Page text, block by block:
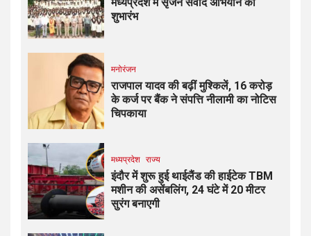
मध्यप्रदेश में सृजन संवाद अभियान का
शुभारंभ
मनोरंजन
राजपाल यादव की बढ़ीं मुश्किलें, ₹16 करोड़
के कर्ज पर बैंक ने संपत्ति नीलामी का नोटिस
चिपकाया
मध्यप्रदेश राज्य
इंदौर में शुरू हुई थाईलैंड की हाईटेक TBM
मशीन की असेंबलिंग, 24 घंटे में 20 मीटर
सुरंग बनाएगी